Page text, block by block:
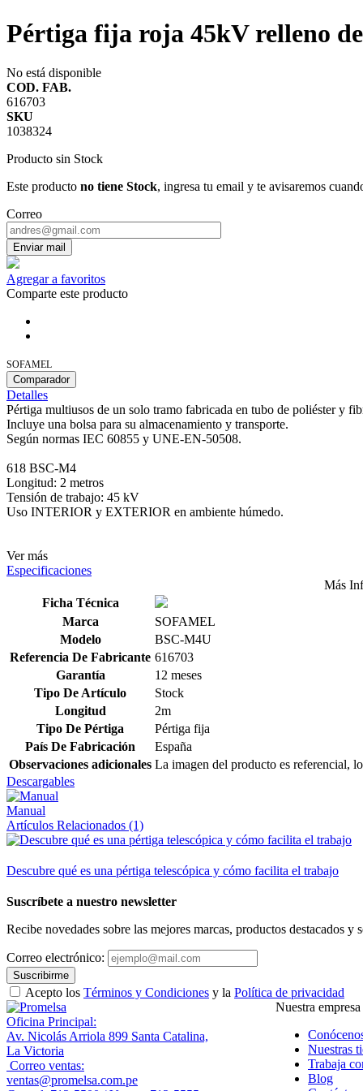
Pértiga fija roja 45kV relleno
No está disponible
COD. FAB.
616703
SKU
1038324
Producto sin Stock
Este producto no tiene Stock, ingresa tu email y te avisaremos
Correo
Enviar mail
Agregar a favoritos
Comparte este producto
SOFAMEL
Comparador
Detalles
Pértiga multiusos de un solo tramo fabricada en tubo de poliéster y
Incluye una bolsa para su almacenamiento y transporte.
Según normas IEC 60855 y UNE-EN-50508.
618 BSC-M4
Longitud: 2 metros
Tensión de trabajo: 45 kV
Uso INTERIOR y EXTERIOR en ambiente húmedo.
Ver más
Especificaciones
Más
Ficha Técnica
Marca
SOFAMEL
Modelo
BSC-M4U
Referencia De Fabricante 616703
Garantía
12 meses
Tipo De Artículo
Stock
Longitud
2m
Tipo De Pértiga
Pértiga fija
País De Fabricación
España
Observaciones adicionales La imagen del producto es referencial,
Descargables
Manual
Artículos Relacionados (1)
Descubre qué es una pértiga telescópica y cómo facilita el trabajo
Suscríbete a nuestro newsletter
Recibe novedades sobre las mejores marcas, productos destacados y
Correo electrónico:
Suscribirme
Acepto los Términos y Condiciones y la Política de privacidad
Oficina Principal:
Av. Nicolás Arriola 899 Santa Catalina,
La Victoria
Correo ventas:
ventas@promelsa.com.pe
Nuestra empresa
Nuestras
Trabaja
Blog